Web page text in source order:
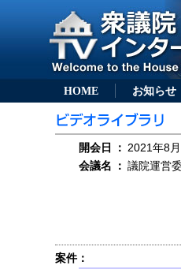
HOME お知らせ
開会日 ： 2021年8
会議名
： 議院運営
案件：